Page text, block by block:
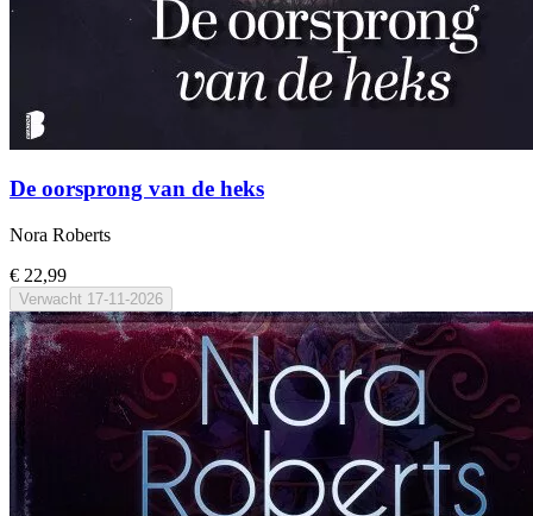
De oorsprong van de heks
Nora Roberts
€ 22,99
Verwacht 17-11-2026